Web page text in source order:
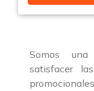
Somos
satisfacer